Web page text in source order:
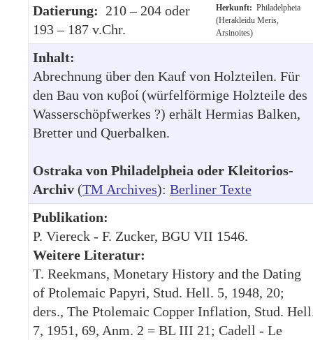
Datierung: 210 – 204 oder
193 – 187 v.Chr.
Herkunft: Philadelpheia
(Herakleidu Meris,
Arsinoites)
Inhalt:
Abrechnung über den Kauf von Holzteilen. Für
den Bau von κυβοί (würfelförmige Holzteile des
Wasserschöpfwerkes ?) erhält Hermias Balken,
Bretter und Querbalken.
Ostraka von Philadelpheia oder Kleitorios-
Archiv (TM Archives): Berliner Texte
Publikation:
P. Viereck - F. Zucker, BGU VII 1546.
Weitere Literatur:
T. Reekmans, Monetary History and the Dating
of Ptolemaic Papyri, Stud. Hell. 5, 1948, 20;
ders., The Ptolemaic Copper Inflation, Stud.
7, 1951, 69, Anm. 2 = BL III 21; Cadell - Le